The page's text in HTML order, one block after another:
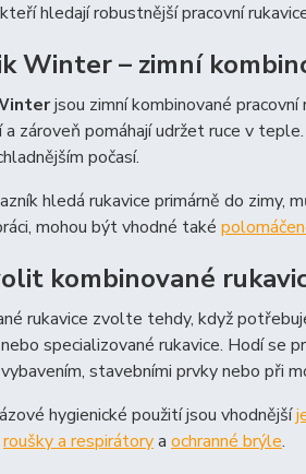
hledají robustnější pracovní
Winter – zimní
jsou zimní kombinované
zároveň pomáhají udržet ruce v
počasí.
hledá rukavice primárně do zimy,
mohou být vhodné také
kombinované
rukavice zvolte tehdy, když
specializované rukavice. Hodí se
stavebními prvky nebo při
hygienické použití jsou vhodnější
roušky a respirátorya ochranné brýle.